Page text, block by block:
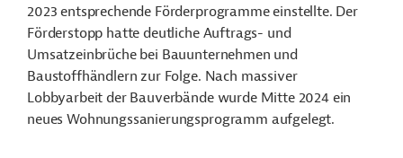
2023 entsprechende Förderprogramme einstellte. Der
Förderstopp hatte deutliche Auftrags- und
Umsatzeinbrüche bei Bauunternehmen und
Baustoffhändlern zur Folge. Nach massiver
Lobbyarbeit der Bauverbände wurde Mitte 2024 ein
neues Wohnungssanierungsprogramm aufgelegt.